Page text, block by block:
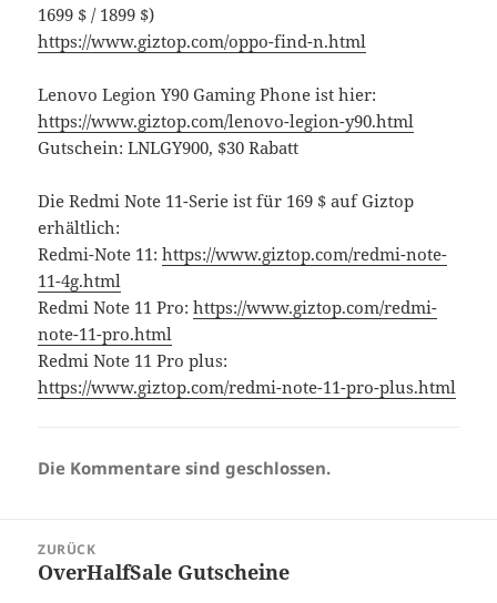
1699 $ / 1899 $)
https://www.giztop.com/oppo-find-n.html
Lenovo Legion Y90 Gaming Phone ist hier:
https://www.giztop.com/lenovo-legion-y90.html
Gutschein: LNLGY900, $30 Rabatt
Die Redmi Note 11-Serie ist für 169 $ auf Giztop
erhältlich:
Redmi-Note 11:https://www.giztop.com/redmi-note-
11-4g.html
Redmi Note 11 Pro:https://www.giztop.com/redmi-
note-11-pro.html
Redmi Note 11 Pro plus:
https://www.giztop.com/redmi-note-11-pro-plus.html
Die Kommentare sind geschlossen.
ZURÜCK
Vorheriger
OverHalfSale Gutscheine